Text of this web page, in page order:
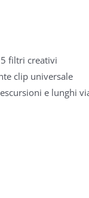
filtri creativi
clip universale
e lunghi